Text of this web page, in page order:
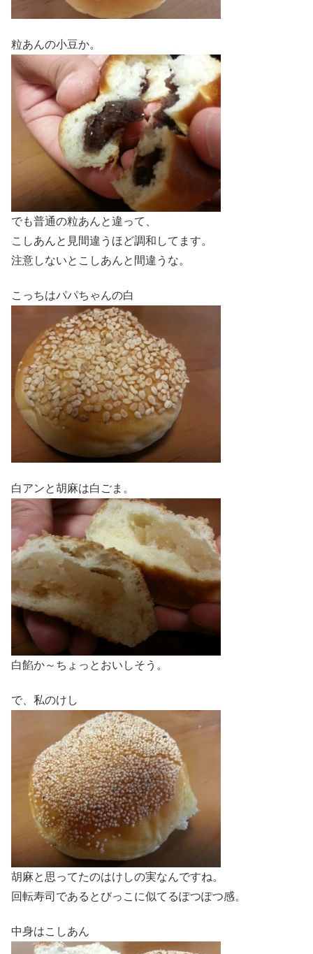
粒あんの小豆か。
でも普通の粒あんと違って、
こしあんと見間違うほど調和してます。
注意しないとこしあんと間違うな。
こっちはパパちゃんの白
白アンと胡麻は白ごま。
白餡か～ちょっとおいしそう。
で、私のけし
胡麻と思ってたのはけしの実なんですね。
回転寿司であるとびっこに似てるぽつぽつ感。
中身はこしあん